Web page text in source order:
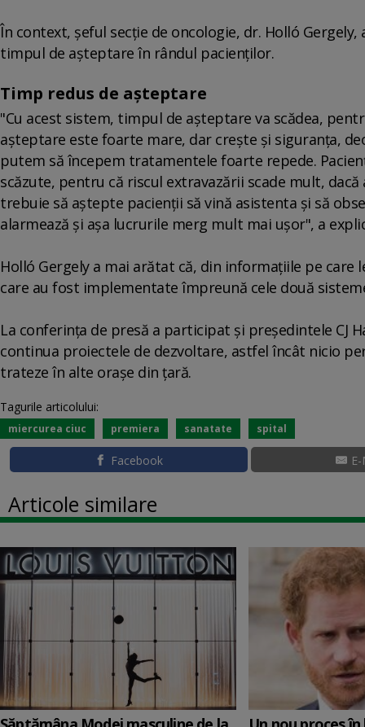
În context, şeful secţie de oncologie, dr. Holló
timpul de aşteptare în rândul pacienţilor.
Timp redus de așteptare
"Cu acest sistem, timpul de aşteptare va scădea,
aşteptare este foarte mare, dar creşte şi siguranţa,
putem să începem tratamentele foarte repede.
scăzute, pentru că riscul extravazării scade mult,
trebuie să aştepte pacienţii să vină asistenta şi să
alarmează şi aşa lucrurile merg mult mai uşor", a
Holló Gergely a mai arătat că, din informaţiile pe care
care au fost implementate împreună cele două
La conferinţa de presă a participat şi preşedintele CJ
continua proiectele de dezvoltare, astfel încât nicio
trateze în alte oraşe din ţară.
Tagurile articolului:
miercurea ciuc premiera sanatate spital
Facebook
Articole similare